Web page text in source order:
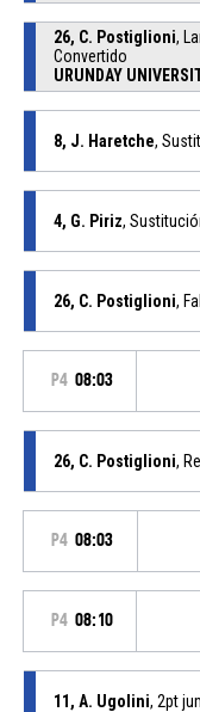
26, C. Postiglioni,
Convertido
URUNDAY
8, J. Haretche,
4, G. Piriz,
26, C. Postiglioni,
P4 08:03
26, C. Postiglioni,
P4 08:03
P4 08:10
11, A. Ugolini, 2pt